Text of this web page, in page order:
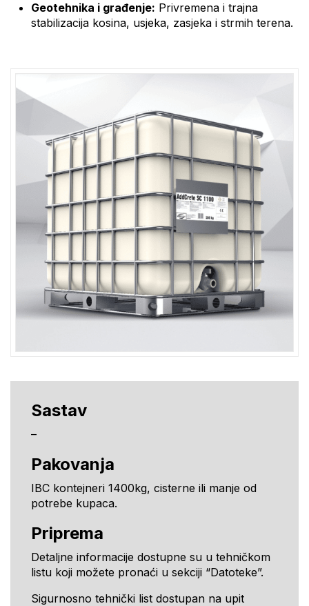
Geotehnika i građenje: Privremena i trajna
stabilizacija kosina, usjeka, zasjeka i strmih terena.
Sastav
–
Pakovanja
IBC kontejneri 1400kg, cisterne ili manje od
potrebe kupaca.
Priprema
Detaljne informacije dostupne su u tehničkom
listu koji možete pronaći u sekciji “Datoteke”.
Sigurnosno tehnički list dostupan na upit